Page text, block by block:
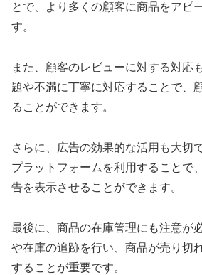
とで、より多くの顧客に商品をアピ
す。
また、顧客のレビューに対する対応
題や不満に丁寧に対応することで、
ることができます。
さらに、広告の効果的な活用も大切
プラットフォームを利用することで
告を表示させることができます。
最後に、商品の在庫管理にも注意が
や在庫の追跡を行い、商品が売り切
することが重要です。